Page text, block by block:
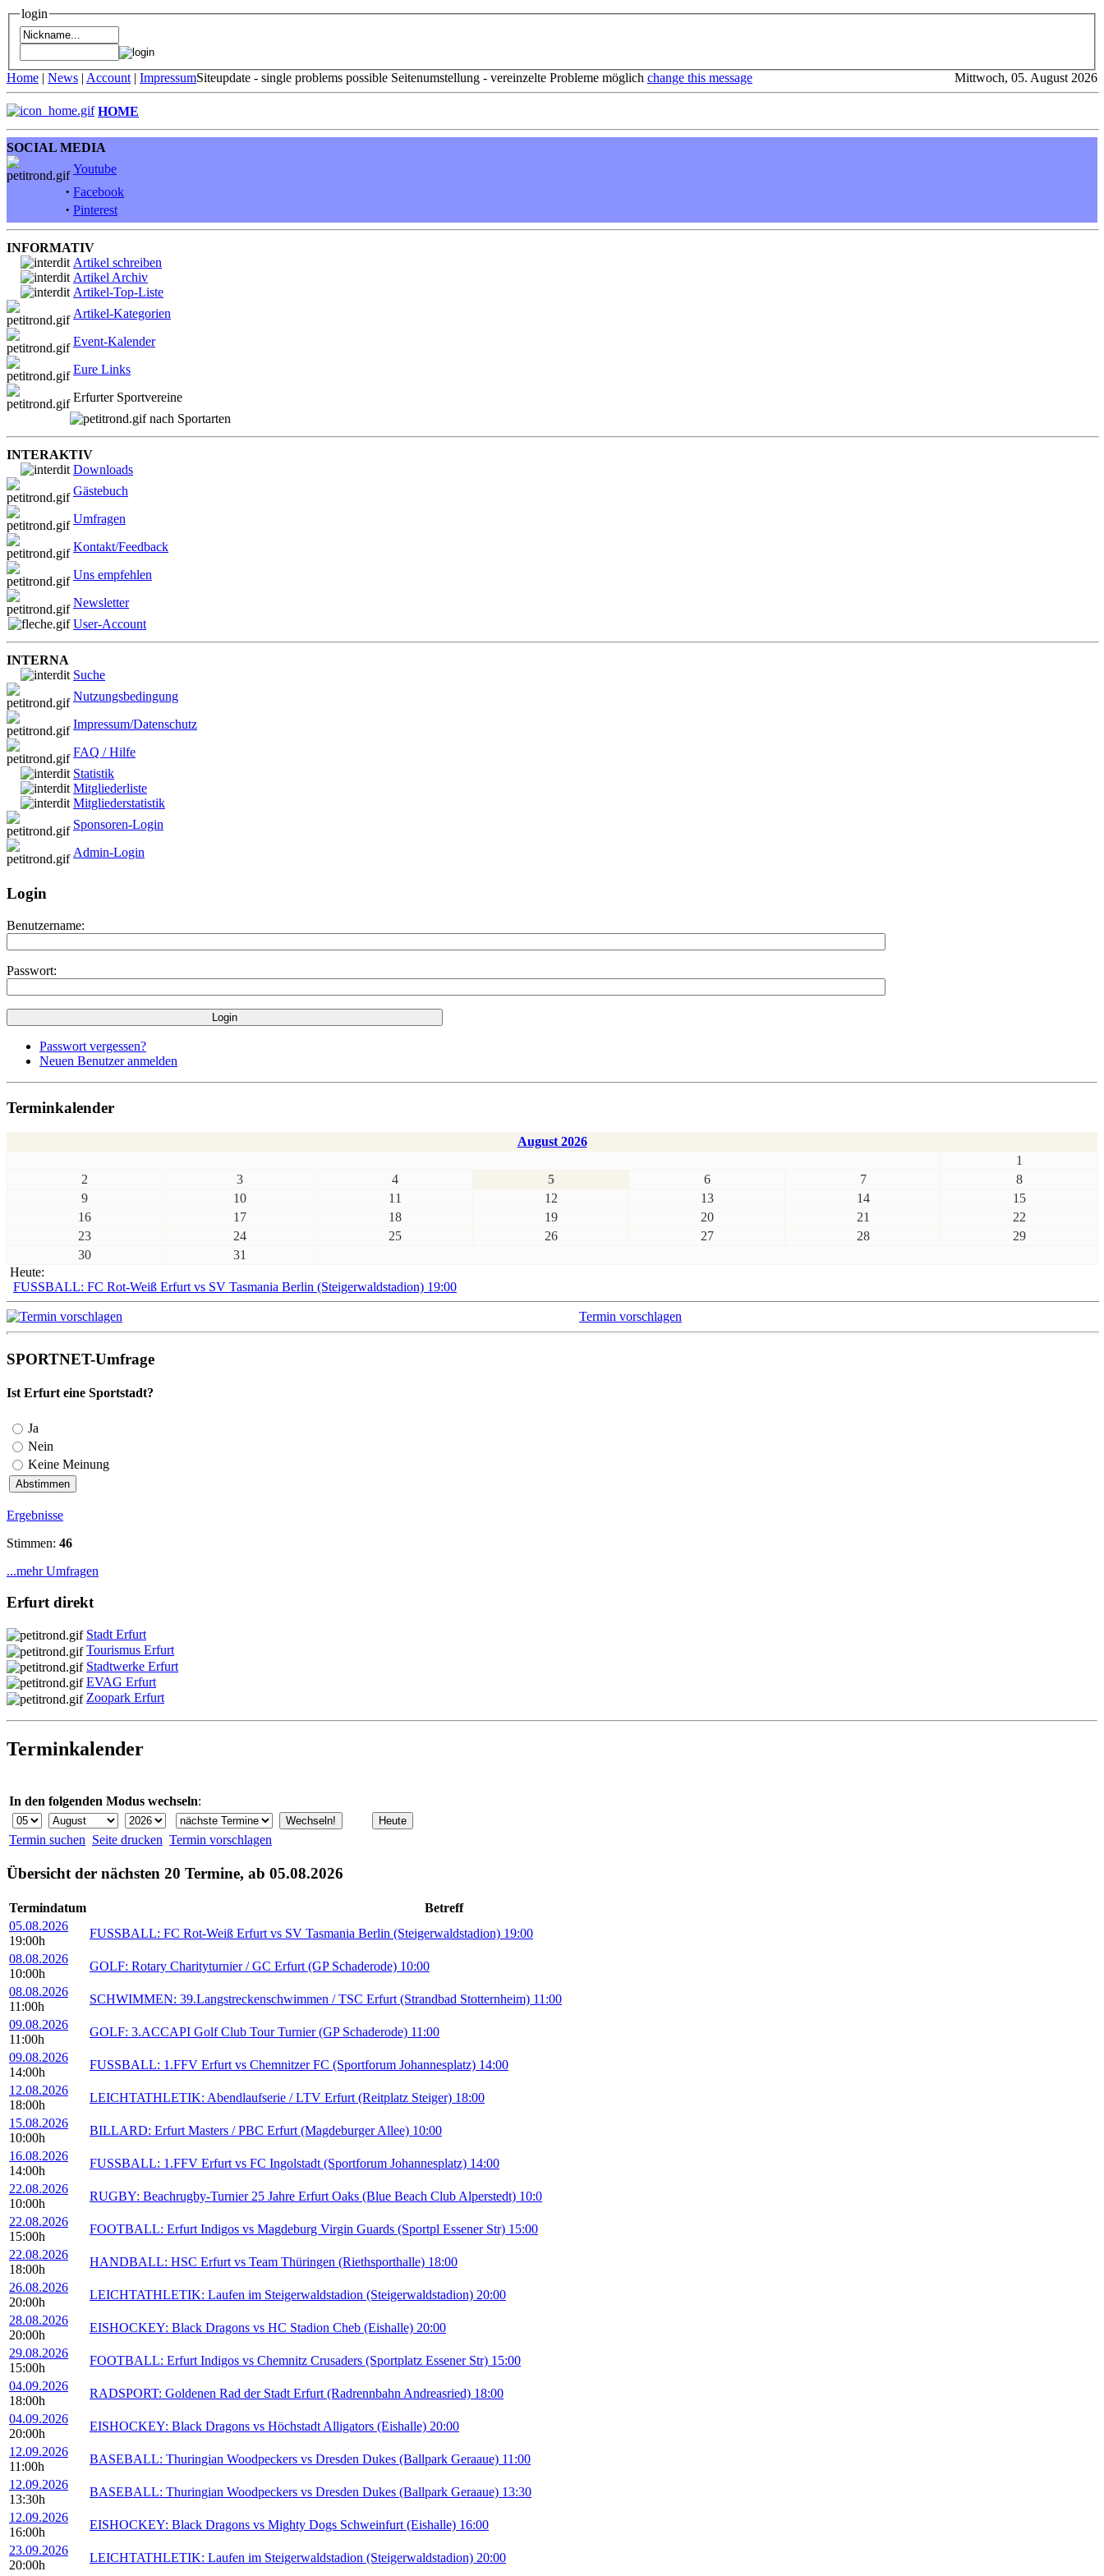
login
Home | News | Account | Impressum Mittwoch, 05. August 2026
Siteupdate - single problems possible Seitenumstellung - vereinzelte Probleme möglich change this message
HOME
SOCIAL MEDIA
Youtube
· Facebook
· Pinterest
INFORMATIV
Artikel schreiben
Artikel Archiv
Artikel-Top-Liste
Artikel-Kategorien
Event-Kalender
Eure Links
Erfurter Sportvereine
nach Sportarten
INTERAKTIV
Downloads
Gästebuch
Umfragen
Kontakt/Feedback
Uns empfehlen
Newsletter
User-Account
INTERNA
Suche
Nutzungsbedingung
Impressum/Datenschutz
FAQ / Hilfe
Statistik
Mitgliederliste
Mitgliederstatistik
Sponsoren-Login
Admin-Login
Login
Benutzername:
Passwort:
Passwort vergessen?
Neuen Benutzer anmelden
Terminkalender
August 2026
1
2
3 4 5 6 7
8
9
10 11 12 13 14
15
16
17 18 19 20 21
22
23
24 25 26 27 28
29
30
31
Heute:
FUSSBALL: FC Rot-Weiß Erfurt vs SV Tasmania Berlin (Steigerwaldstadion) 19:00
Termin vorschlagen
SPORTNET-Umfrage
Ist Erfurt eine Sportstadt?
Ja
Nein
Keine Meinung
Ergebnisse
Stimmen: 46
...mehr Umfragen
Erfurt direkt
Stadt Erfurt
Tourismus Erfurt
Stadtwerke Erfurt
EVAG Erfurt
Zoopark Erfurt
Terminkalender
In den folgenden Modus wechseln:
Termin suchen Seite drucken Termin vorschlagen
Übersicht der nächsten 20 Termine, ab 05.08.2026
Termindatum
Betreff
05.08.2026
19:00h
FUSSBALL: FC Rot-Weiß Erfurt vs SV Tasmania Berlin (Steigerwaldstadion) 19:00
08.08.2026
10:00h
GOLF: Rotary Charityturnier / GC Erfurt (GP Schaderode) 10:00
08.08.2026
11:00h
SCHWIMMEN: 39.Langstreckenschwimmen / TSC Erfurt (Strandbad Stotternheim) 11:00
09.08.2026
11:00h
GOLF: 3.ACCAPI Golf Club Tour Turnier (GP Schaderode) 11:00
09.08.2026
14:00h
FUSSBALL: 1.FFV Erfurt vs Chemnitzer FC (Sportforum Johannesplatz) 14:00
12.08.2026
18:00h
LEICHTATHLETIK: Abendlaufserie / LTV Erfurt (Reitplatz Steiger) 18:00
15.08.2026
10:00h
BILLARD: Erfurt Masters / PBC Erfurt (Magdeburger Allee) 10:00
16.08.2026
14:00h
FUSSBALL: 1.FFV Erfurt vs FC Ingolstadt (Sportforum Johannesplatz) 14:00
22.08.2026
10:00h
RUGBY: Beachrugby-Turnier 25 Jahre Erfurt Oaks (Blue Beach Club Alperstedt) 10:0
22.08.2026
15:00h
FOOTBALL: Erfurt Indigos vs Magdeburg Virgin Guards (Sportpl Essener Str) 15:00
22.08.2026
18:00h
HANDBALL: HSC Erfurt vs Team Thüringen (Riethsporthalle) 18:00
26.08.2026
20:00h
LEICHTATHLETIK: Laufen im Steigerwaldstadion (Steigerwaldstadion) 20:00
28.08.2026
20:00h
EISHOCKEY: Black Dragons vs HC Stadion Cheb (Eishalle) 20:00
29.08.2026
15:00h
FOOTBALL: Erfurt Indigos vs Chemnitz Crusaders (Sportplatz Essener Str) 15:00
04.09.2026
18:00h
RADSPORT: Goldenen Rad der Stadt Erfurt (Radrennbahn Andreasried) 18:00
04.09.2026
20:00h
EISHOCKEY: Black Dragons vs Höchstadt Alligators (Eishalle) 20:00
12.09.2026
11:00h
BASEBALL: Thuringian Woodpeckers vs Dresden Dukes (Ballpark Geraaue) 11:00
12.09.2026
13:30h
BASEBALL: Thuringian Woodpeckers vs Dresden Dukes (Ballpark Geraaue) 13:30
12.09.2026
16:00h
EISHOCKEY: Black Dragons vs Mighty Dogs Schweinfurt (Eishalle) 16:00
23.09.2026
20:00h
LEICHTATHLETIK: Laufen im Steigerwaldstadion (Steigerwaldstadion) 20:00